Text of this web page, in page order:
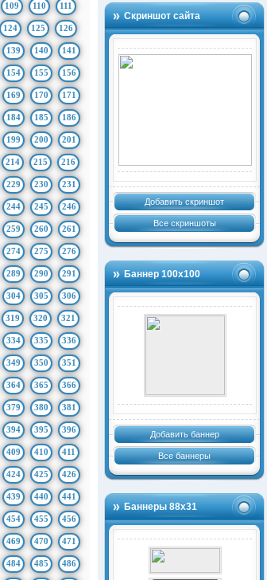
Скриншот сайта
Добавить скриншот
Все скриншоты
Баннер 100х100
Добавить баннер
Все баннеры
Баннеры 88х31
109 110 111
124 125 126
139 140 141
154 155 156
169 170 171
184 185 186
199 200 201
214 215 216
229 230 231
244 245 246
259 260 261
274 275 276
289 290 291
304 305 306
319 320 321
334 335 336
349 350 351
364 365 366
379 380 381
394 395 396
409 410 411
424 425 426
439 440 441
454 455 456
469 470 471
484 485 486